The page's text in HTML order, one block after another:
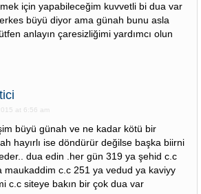
için yapabileceğim kuvvetli bi dua var
büyü diyor ama günah bunu asla
anlayın çaresizliğimi yardımcı olun
at 6:56 am
büyü günah ve ne kadar kötü bir
hayırlı ise döndürür değilse başka biirni
dua edin .her gün 319 ya şehid c.c
maukaddim c.c 251 ya vedud ya kaviyy
c.c siteye bakın bir çok dua var